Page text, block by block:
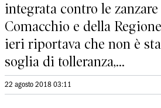
integrata contro le
Comacchio e della
ieri riportava che non è
soglia di tolleranza,...
22 agosto 2018 03:11